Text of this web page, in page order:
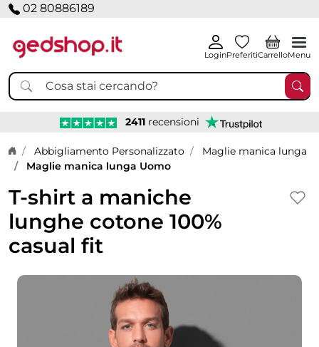
02 80886189
LoginPreferitiCarrelloMenu
2411 recensioni
Home page
Abbigliamento Personalizzato
Maglie manica lunga
Maglie manica lunga Uomo
T-shirt a maniche
lunghe cotone 100%
casual fit